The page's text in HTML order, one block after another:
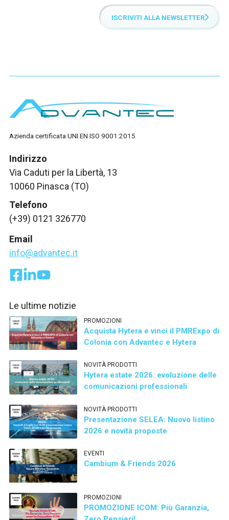
ISCRIVITI ALLA NEWSLETTER
Azienda certificata UNI EN ISO 9001:2015
Indirizzo
Via Caduti per la Libertà, 13
10060 Pinasca (TO)
Telefono
(+39) 0121 326770
Email
info@advantec.it
Le ultime notizie
PROMOZIONI
Acquista Hytera e vinci il PMRExpo di
Colonia con Advantec e Hytera
NOVITÀ PRODOTTI
Hytera estate 2026: evoluzione delle
comunicazioni professionali
NOVITÀ PRODOTTI
Presentazione SELEA: Nuovo listino
2026 e novità proposte
EVENTI
Cambium & Friends 2026
PROMOZIONI
PROMOZIONE ICOM: Più Garanzia,